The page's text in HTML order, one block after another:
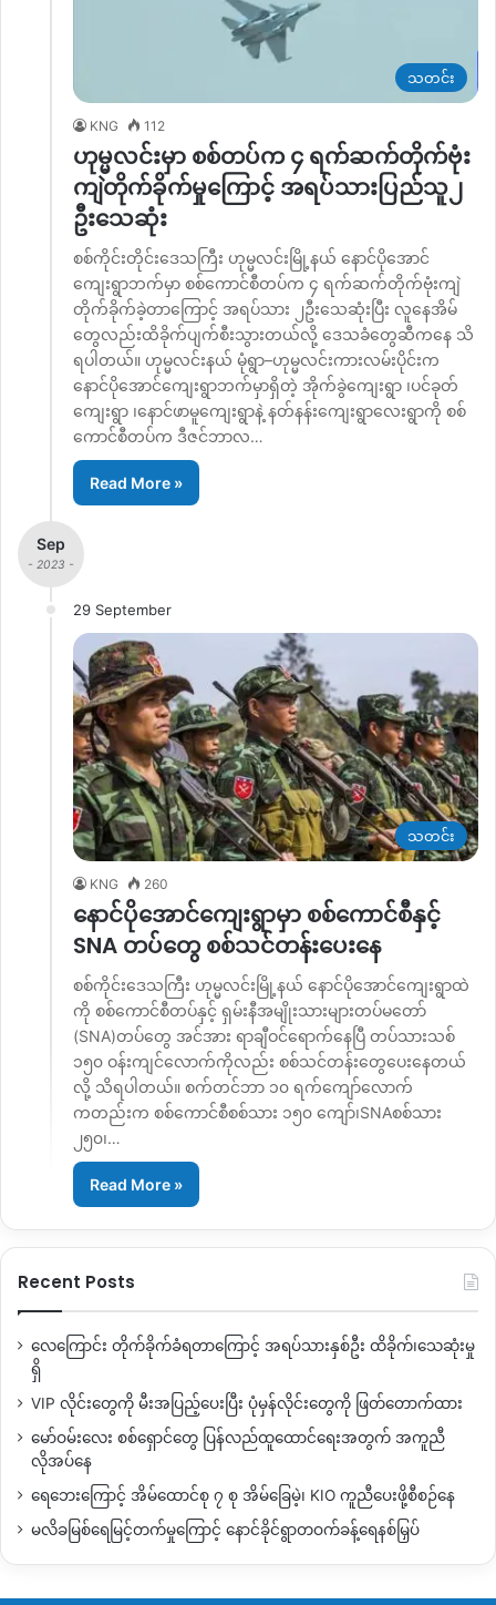
သတင်း
KNG 112
ဟုမ္မလင်းမှာ စစ်တပ်က ၄ ရက်ဆက်တိုက်ဗုံး
ကျဲတိုက်ခိုက်မှုကြောင့် အရပ်သားပြည်သူ၂
ဦးသေဆုံး
စစ်ကိုင်းတိုင်းဒေသကြီး ဟုမ္မလင်းမြို့နယ် နောင်ပိုအောင်
ကျေးရွာဘက်မှာ စစ်ကောင်စီတပ်က ၄ ရက်ဆက်တိုက်ဗုံးကျဲ
တိုက်ခိုက်ခဲ့တာကြောင့် အရပ်သား ၂ဦးသေဆုံးပြီး လူနေအိမ်
တွေလည်းထိခိုက်ပျက်စီးသွားတယ်လို့ ဒေသခံတွေဆီကနေ သိ
ရပါတယ်။ ဟုမ္မလင်းနယ် မုံရွာ–ဟုမ္မလင်းကားလမ်းပိုင်းက
နောင်ပိုအောင်ကျေးရွာဘက်မှာရှိတဲ့ အိုက်ခွဲကျေးရွာ ၊ပင်ခုတ်
ကျေးရွာ ၊နောင်ဖာမူကျေးရွာနဲ့ နတ်နန်းကျေးရွာလေးရွာကို စစ်
ကောင်စီတပ်က ဒီဇင်ဘာလ…
Read More »
Sep
- 2023 -
29 September
သတင်း
KNG 260
နောင်ပိုအောင်ကျေးရွာမှာ စစ်ကောင်စီနှင့်
SNA တပ်တွေ စစ်သင်တန်းပေးနေ
စစ်ကိုင်းဒေသကြီး ဟုမ္မလင်းမြို့နယ် နောင်ပိုအောင်ကျေးရွာထဲ
ကို စစ်ကောင်စီတပ်နှင့် ရှမ်းနီအမျိုးသားများတပ်မတော်
(SNA)တပ်တွေ အင်အား ရာချီဝင်ရောက်နေပြီ တပ်သားသစ်
၁၅၀ ဝန်းကျင်လောက်ကိုလည်း စစ်သင်တန်းတွေပေးနေတယ်
လို့ သိရပါတယ်။ စက်တင်ဘာ ၁၀ ရက်ကျော်လောက်
ကတည်းက စစ်ကောင်စီစစ်သား ၁၅၀ ကျော်၊SNAစစ်သား
၂၅၀၊…
Read More »
Recent Posts
လေကြောင်း တိုက်ခိုက်ခံရတာကြောင့် အရပ်သားနှစ်ဦး ထိခိုက်၊သေဆုံးမှု
ရှိ
VIP လိုင်းတွေကို မီးအပြည့်ပေးပြီး ပုံမှန်လိုင်းတွေကို ဖြတ်တောက်ထား
မော်ဝမ်းလေး စစ်ရှောင်တွေ ပြန်လည်ထူထောင်ရေးအတွက် အကူညီ
လိုအပ်နေ
ရေဘေးကြောင့် အိမ်ထောင်စု ၇ စု အိမ်ခြေမဲ့၊ KIO ကူညီပေးဖို့စီစဉ်နေ
မလိခမြစ်ရေမြင့်တက်မှုကြောင့် နောင်ခိုင်ရွာတဝက်ခန့်ရေနစ်မြှပ်